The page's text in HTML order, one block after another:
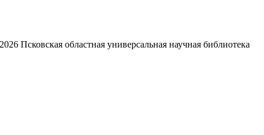
2026 Псковская областная универсальная научная библиотека